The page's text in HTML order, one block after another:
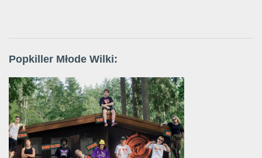
Popkiller Młode Wilki: